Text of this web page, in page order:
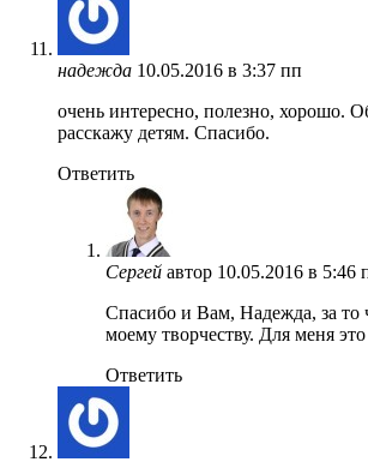
надежда 10.05.2016 в 3:37 пп
очень интересно, полезно, хорошо.
расскажу детям. Спасибо.
Ответить
Сергей автор 10.05.2016 в 5:46
Спасибо и Вам, Надежда, за то
моему творчеству. Для меня
Ответить